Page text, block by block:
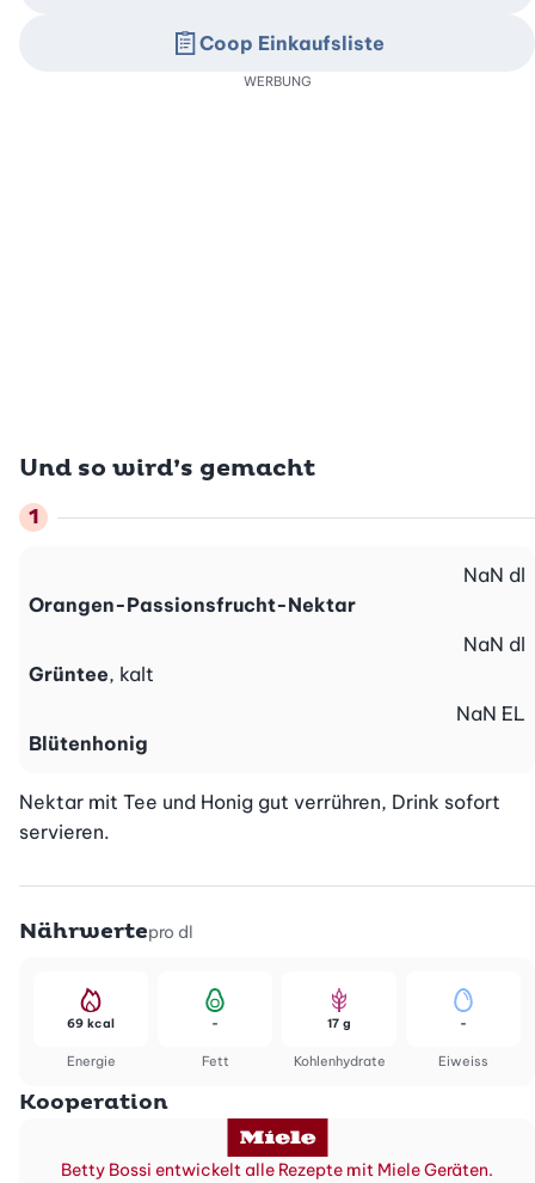
Und so wird’s gemacht
Orangen-Passionsfrucht-Nektar
NaN dl
Grüntee, kalt
NaN dl
Blütenhonig
NaN EL
Nektar mit Tee und Honig gut verrühren, Drink sofort
servieren.
Coop Einkaufsliste
WERBUNG
Nährwertepro dl
Energie
69 kcal
Fett
-
Kohlenhydrate
17 g
Eiweiss
-
Kooperation
Betty Bossi entwickelt alle Rezepte mit Miele Geräten.